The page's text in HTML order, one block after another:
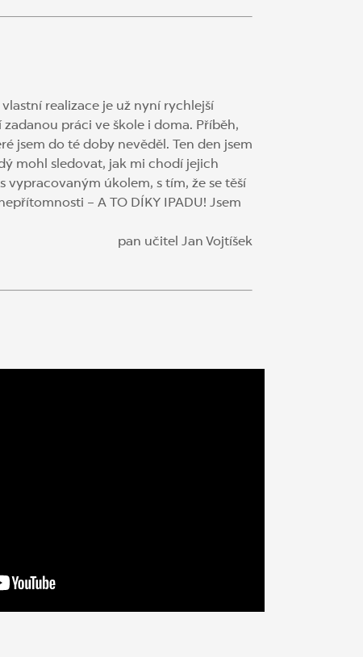
realizace je už nyní rychlejší
práci ve škole i doma. Příběh,
jsem do té doby nevěděl. Ten den jsem
mohl sledovat, jak mi chodí jejich
úkolem, s tím, že se těší
– A TO DÍKY IPADU! Jsem
pan učitel Jan Vojtíšek